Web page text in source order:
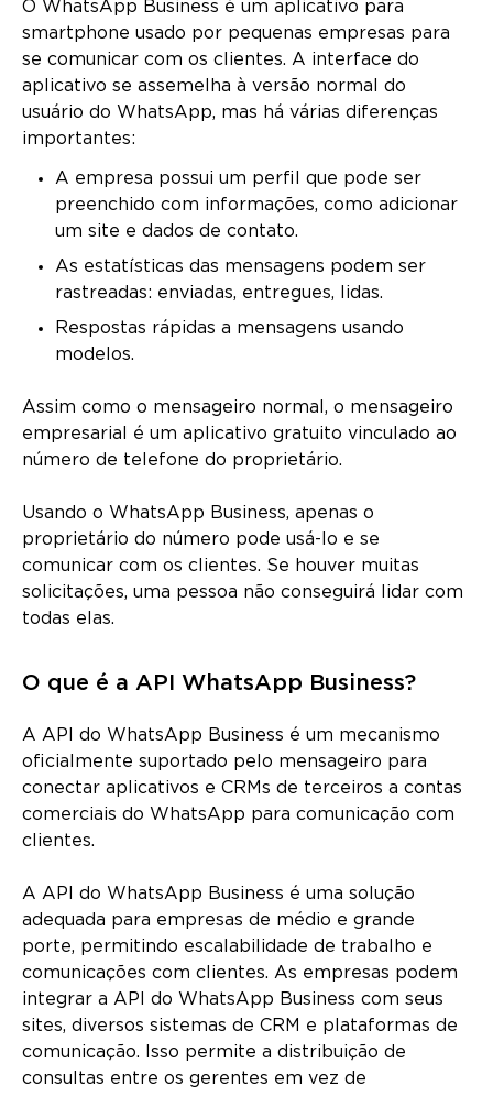
O WhatsApp Business é um aplicativo para
smartphone usado por pequenas empresas para
se comunicar com os clientes. A interface do
aplicativo se assemelha à versão normal do
usuário do WhatsApp, mas há várias diferenças
importantes:
A empresa possui um perfil que pode ser
preenchido com informações, como adicionar
um site e dados de contato.
As estatísticas das mensagens podem ser
rastreadas: enviadas, entregues, lidas.
Respostas rápidas a mensagens usando
modelos.
Assim como o mensageiro normal, o mensageiro
empresarial é um aplicativo gratuito vinculado ao
número de telefone do proprietário.
Usando o WhatsApp Business, apenas o
proprietário do número pode usá-lo e se
comunicar com os clientes. Se houver muitas
solicitações, uma pessoa não conseguirá lidar com
todas elas.
O que é a API WhatsApp Business?
A API do WhatsApp Business é um mecanismo
oficialmente suportado pelo mensageiro para
conectar aplicativos e CRMs de terceiros a contas
comerciais do WhatsApp para comunicação com
clientes.
A API do WhatsApp Business é uma solução
adequada para empresas de médio e grande
porte, permitindo escalabilidade de trabalho e
comunicações com clientes. As empresas podem
integrar a API do WhatsApp Business com seus
sites, diversos sistemas de CRM e plataformas de
comunicação. Isso permite a distribuição de
consultas entre os gerentes em vez de